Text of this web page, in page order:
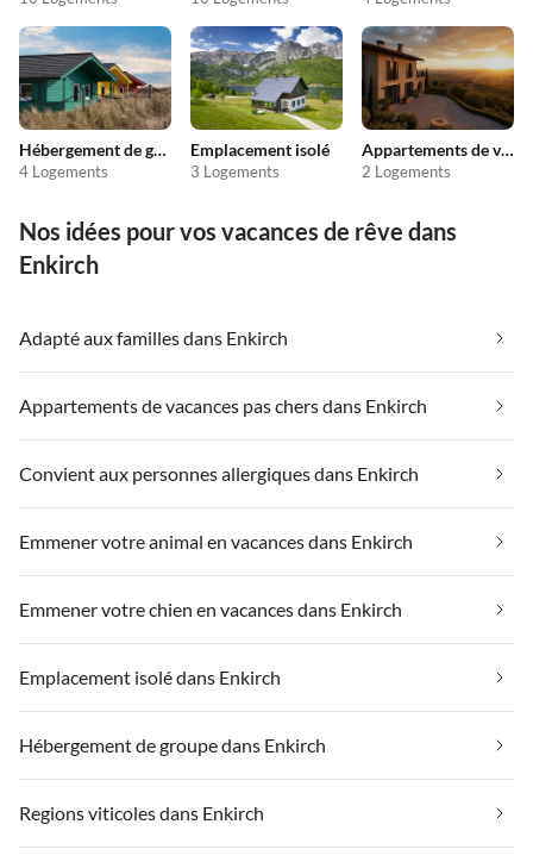
Hébergement de groupe
4 Logements
Emplacement isolé
3 Logements
Appartements de vacances pas chers
2 Logements
Nos idées pour vos vacances de rêve dans
Enkirch
Adapté aux familles dans Enkirch
Appartements de vacances pas chers dans Enkirch
Convient aux personnes allergiques dans Enkirch
Emmener votre animal en vacances dans Enkirch
Emmener votre chien en vacances dans Enkirch
Emplacement isolé dans Enkirch
Hébergement de groupe dans Enkirch
Regions viticoles dans Enkirch